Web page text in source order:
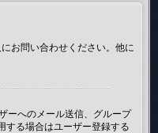
お問い合わせください。他に
ーへのメール送信、グループ
する場合はユーザー登録する